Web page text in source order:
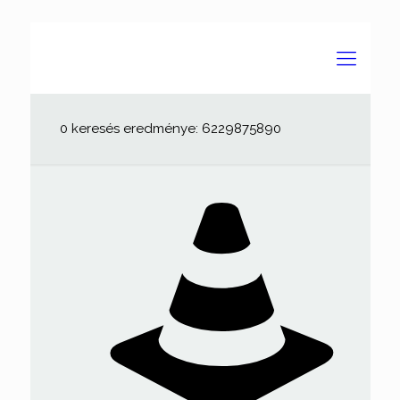
0 keresés eredménye: 6229875890